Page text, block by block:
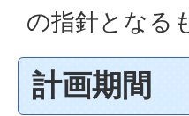
の指針となる
計画期間